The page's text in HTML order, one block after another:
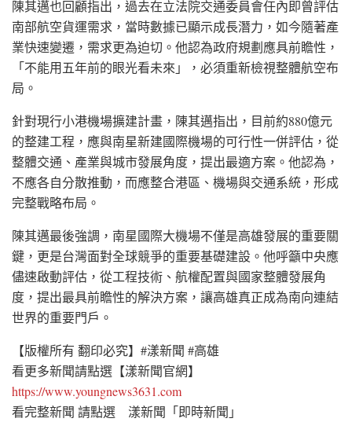
陳其邁也回顧指出，過去在立法院交通委員會任內即曾評估
南部航空貨運需求，當時數據已顯示成長潛力，如今隨著產
業快速變遷，需求更為迫切。他認為政府規劃應具前瞻性，
「不能用五年前的眼光看未來」，必須重新檢視整體航空布
局。
針對現行小港機場擴建計畫，陳其邁指出，目前約880億元
的整建工程，應與南星新建國際機場的可行性一併評估，從
整體交通、產業與城市發展角度，提出最適方案。他認為，
不應各自分散推動，而應整合港區、機場與交通系統，形成
完整戰略布局。
陳其邁最後強調，南星國際大機場不僅是高雄發展的重要關
鍵，更是台灣面對全球競爭的重要基礎建設。他呼籲中央應
儘速啟動評估，從工程技術、航權配置與國家整體發展角
度，提出最具前瞻性的解決方案，讓高雄真正成為南向連結
世界的重要門戶。
【版權所有 翻印必究】#漾新聞 #高雄
看更多新聞請點選【漾新聞官網】
https://www.youngnews3631.com
看完整新聞 請點選 漾新聞「即時新聞」